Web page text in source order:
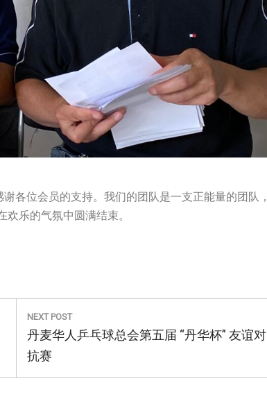
各位会员的支持。我们的团队是一支正能量的团队，
乐的气氛中圆满结束。
NEXT POST
Next
Post:
丹麦华人乒乓球总会第五届 “丹华杯” 友谊对
抗赛